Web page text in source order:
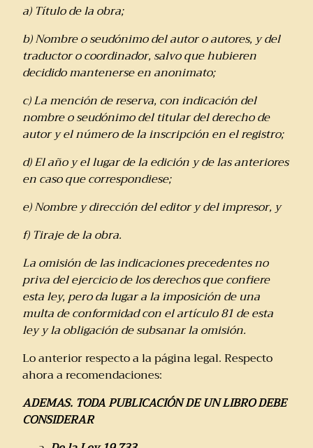
a) Título de la obra;
b) Nombre o seudónimo del autor o autores, y del
traductor o coordinador, salvo que hubieren
decidido mantenerse en anonimato;
c) La mención de reserva, con indicación del
nombre o seudónimo del titular del derecho de
autor y el número de la inscripción en el registro;
d) El año y el lugar de la edición y de las anteriores
en caso que correspondiese;
e) Nombre y dirección del editor y del impresor, y
f) Tiraje de la obra.
La omisión de las indicaciones precedentes no
priva del ejercicio de los derechos que confiere
esta ley, pero da lugar a la imposición de una
multa de conformidad con el artículo 81 de esta
ley y la obligación de subsanar la omisión.
Lo anterior respecto a la página legal. Respecto
ahora a recomendaciones:
ADEMAS. TODA PUBLICACIÓN DE UN LIBRO DEBE
CONSIDERAR